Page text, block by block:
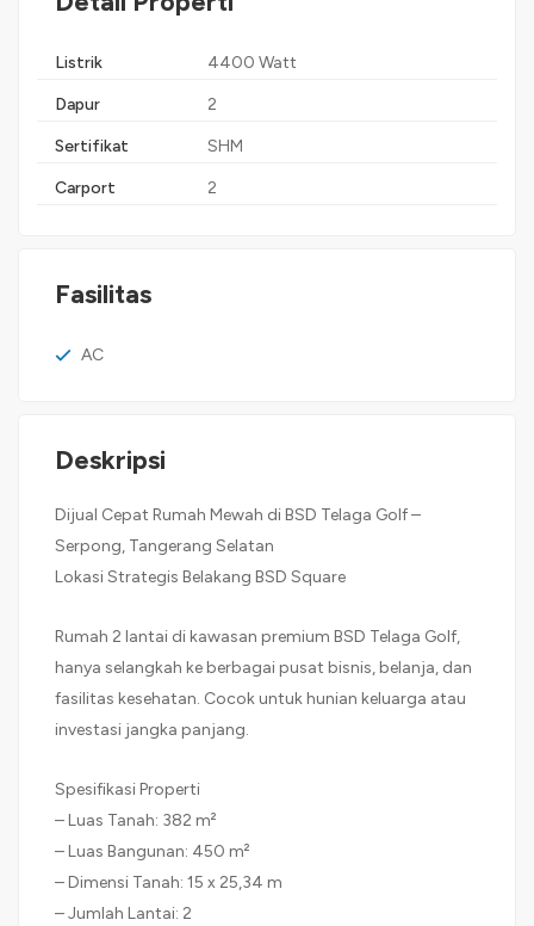
Listrik 4400 Watt
Dapur 2
Sertifikat SHM
Carport 2
Fasilitas
AC
Deskripsi
Dijual Cepat Rumah Mewah di BSD Telaga Golf –
Serpong, Tangerang Selatan
Lokasi Strategis Belakang BSD Square
Rumah 2 lantai di kawasan premium BSD Telaga Golf,
hanya selangkah ke berbagai pusat bisnis, belanja, dan
fasilitas kesehatan. Cocok untuk hunian keluarga atau
investasi jangka panjang.
Spesifikasi Properti
– Luas Tanah: 382 m²
– Luas Bangunan: 450 m²
– Dimensi Tanah: 15 x 25,34 m
– Jumlah Lantai: 2